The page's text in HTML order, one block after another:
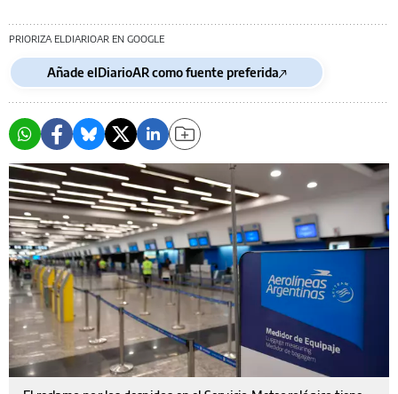
PRIORIZA ELDIARIOAR EN GOOGLE
Añade elDiarioAR como fuente preferida